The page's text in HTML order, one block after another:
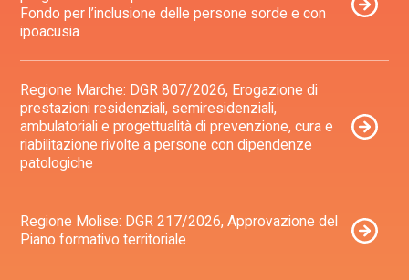
Fondo per l’inclusione delle persone sorde e con
ipoacusia
Regione Marche: DGR 807/2026, Erogazione di
prestazioni residenziali, semiresidenziali,
ambulatoriali e progettualità di prevenzione, cura e
riabilitazione rivolte a persone con dipendenze
patologiche
Regione Molise: DGR 217/2026, Approvazione del
Piano formativo territoriale